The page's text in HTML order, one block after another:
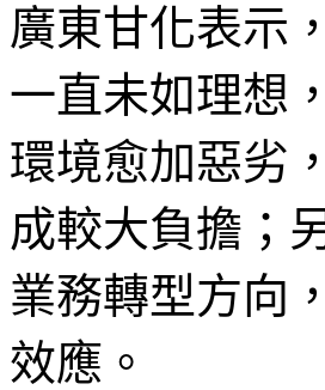
廣東甘化表示
一直未如理想
環境愈加惡劣
成較大負擔；
業務轉型方向
效應。